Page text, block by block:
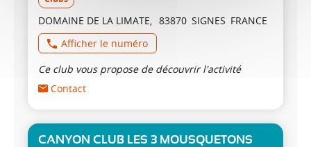
DOMAINE DE LA LIMATE 83870 SIGNES FRANCE
Afficher le numéro
Ce club vous propose de découvrir l'activité
Contact
CANYON CLUB LES 3 MOUSQUETONS